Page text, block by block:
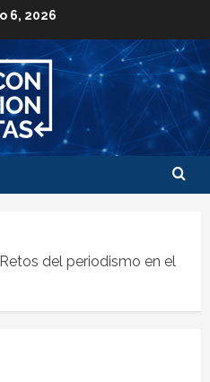
6, 2026
del periodismo en el